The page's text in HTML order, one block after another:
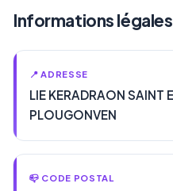
Informations
📍 ADRESSE
LIE KERADRAON SAINT
PLOUGONVEN
📪 CODE POSTAL